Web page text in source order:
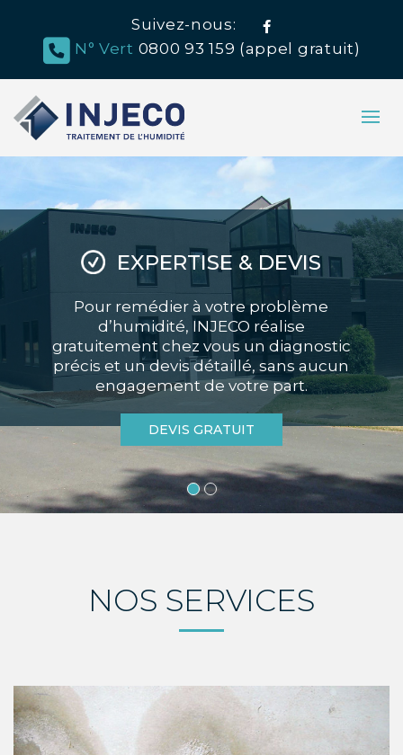
Suivez-nous: Facebook
N° Vert 0800 93 159 (appel gratuit)
EXPERTISE & DEVIS
Pour remédier à votre problème
d’humidité, INJECO réalise
gratuitement chez vous un diagnostic
précis et un devis détaillé, sans aucun
engagement de votre part.
DEVIS GRATUIT
NOS SERVICES